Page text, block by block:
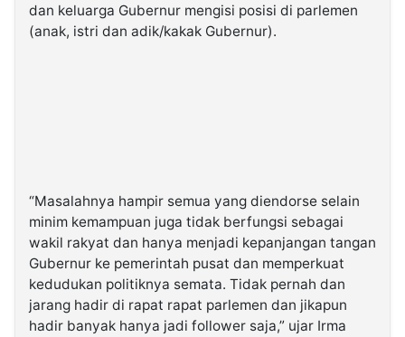
dan keluarga Gubernur mengisi posisi di parlemen
(anak, istri dan adik/kakak Gubernur).
“Masalahnya hampir semua yang diendorse selain
minim kemampuan juga tidak berfungsi sebagai
wakil rakyat dan hanya menjadi kepanjangan tangan
Gubernur ke pemerintah pusat dan memperkuat
kedudukan politiknya semata. Tidak pernah dan
jarang hadir di rapat rapat parlemen dan jikapun
hadir banyak hanya jadi follower saja,” ujar Irma